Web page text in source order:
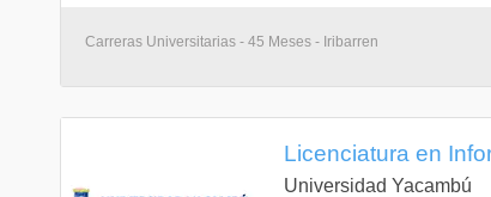
Carreras Universitarias - 45 Meses - Iribarren
Licenciatura en
Universidad Yacambú